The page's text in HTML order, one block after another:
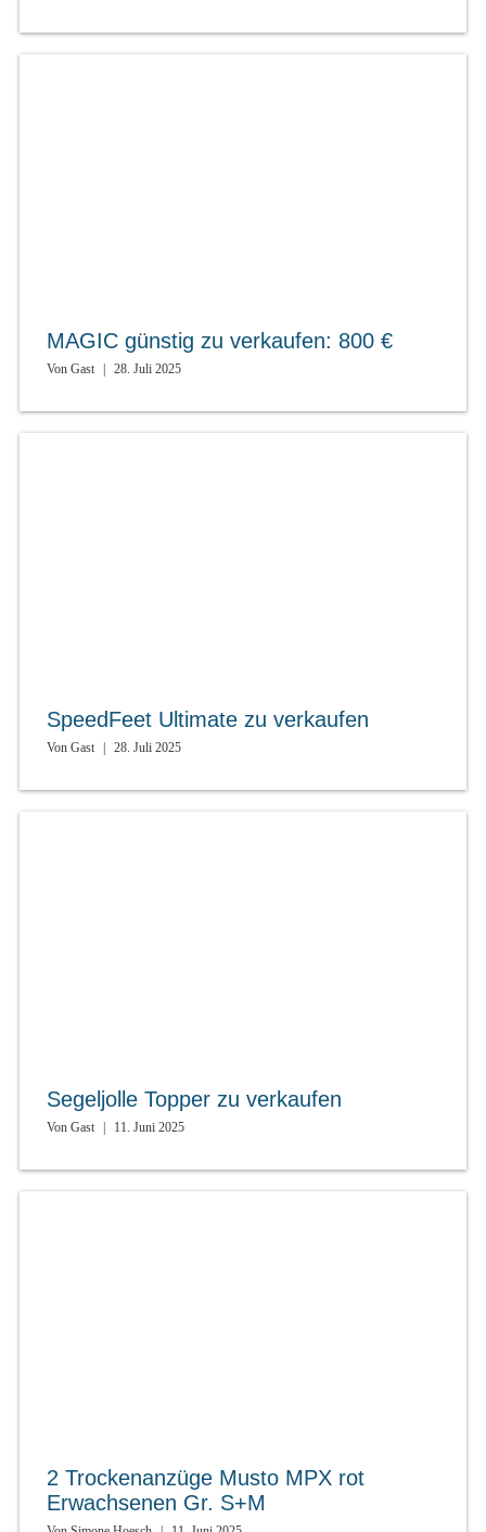
MAGIC günstig zu verkaufen: 800 €
Von Gast 28. Juli 2025
SpeedFeet Ultimate zu verkaufen
Von Gast 28. Juli 2025
Segeljolle Topper zu verkaufen
Von Gast | 11. Juni 2025
2 Trockenanzüge Musto MPX rot
Erwachsenen Gr. S+M